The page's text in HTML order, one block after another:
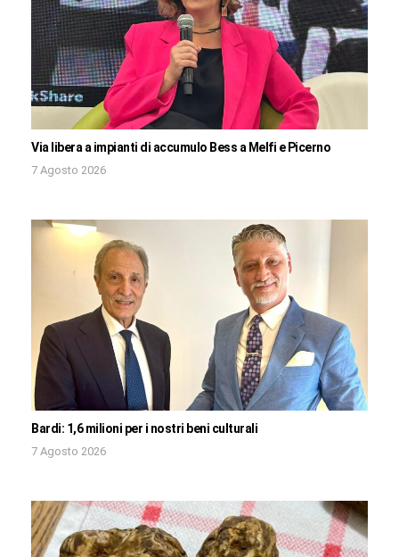
Via libera a impianti di accumulo Bess a Melfi e Picerno
7 Agosto 2026
Bardi: 1,6 milioni per i nostri beni culturali
7 Agosto 2026